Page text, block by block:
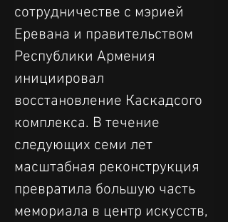
сотрудничестве с мэрией
Еревана и правительством
Республики Армения
инициировал
восстановление Каскадсого
комплекса. В течение
следующих семи лет
масштабная реконструкция
превратила большую часть
мемориала в центр искусств,